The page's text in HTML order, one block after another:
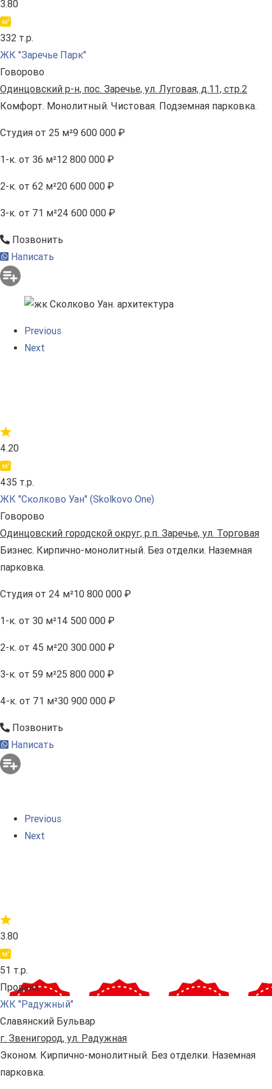
3.80
332 т.р.
ЖК "Заречье Парк"
Говорово
Одинцовский р-н, пос. Заречье, ул. Луговая, д.11, стр.2
Комфорт. Монолитный. Чистовая. Подземная парковка.
Студия от 25 м²9 600 000 ₽
1-к. от 36 м²12 800 000 ₽
2-к. от 62 м²20 600 000 ₽
3-к. от 71 м²24 600 000 ₽
Позвонить
Написать
Previous
Next
4.20
435 т.р.
ЖК "Сколково Уан" (Skolkovo One)
Говорово
Одинцовский городской округ, р.п. Заречье, ул. Торговая
Бизнес. Кирпично-монолитный. Без отделки. Наземная
парковка.
Студия от 24 м²10 800 000 ₽
1-к. от 30 м²14 500 000 ₽
2-к. от 45 м²20 300 000 ₽
3-к. от 59 м²25 800 000 ₽
4-к. от 71 м²30 900 000 ₽
Позвонить
Написать
Previous
Next
3.80
51 т.р.
Продана
ЖК "Радужный"
Славянский Бульвар
г. Звенигород, ул. Радужная
Эконом. Кирпично-монолитный. Без отделки. Наземная
парковка.